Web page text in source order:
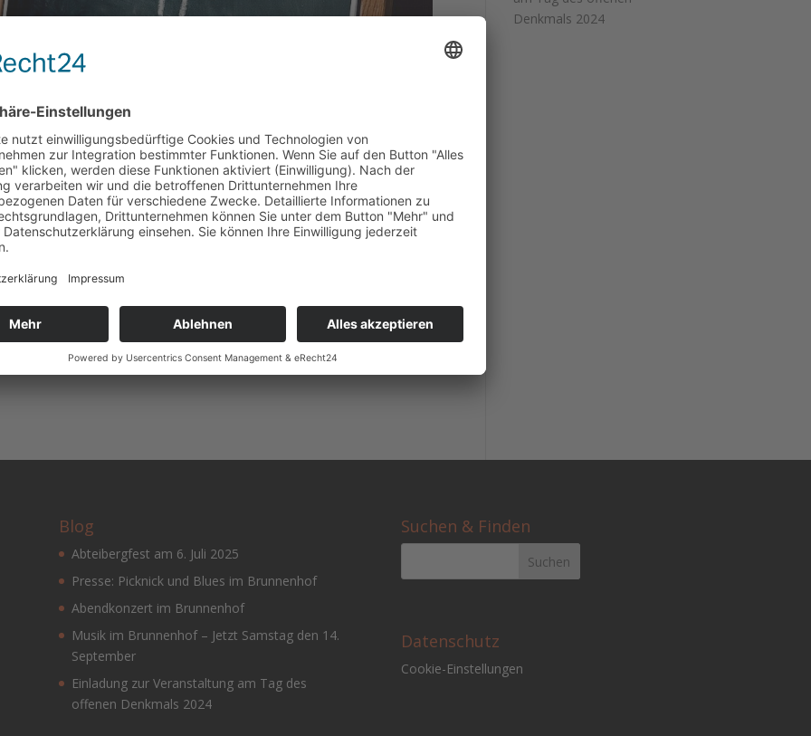
AM 25.11.2021 FINDET MIT DER
e. V. findet heute Abend um 19:00 Uhr statt. Nach der aktuellen
mit der 2G – Regelung ( geimpft oder genesen) durchgeführt
Denkmals 2024
Blog
Abteibergfest am 6. Juli 2025
Presse: Picknick und Blues im Brunnenhof
Abendkonzert im Brunnenhof
Musik im Brunnenhof – Jetzt Samstag den 14.
September
Einladung zur Veranstaltung am Tag des
offenen Denkmals 2024
Suchen & Finden
Datenschutz
Cookie-Einstellungen